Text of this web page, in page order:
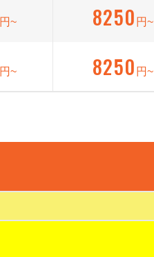
円~ 8250 円~
円~ 8250 円~